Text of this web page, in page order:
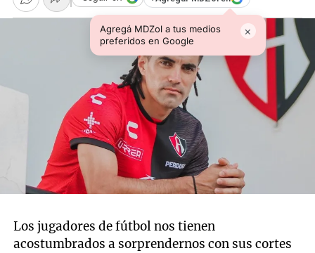
Agregá MDZol a tus medios
preferidos en Google
×
Los jugadores de fútbol nos tienen
acostumbrados a sorprendernos con sus cortes